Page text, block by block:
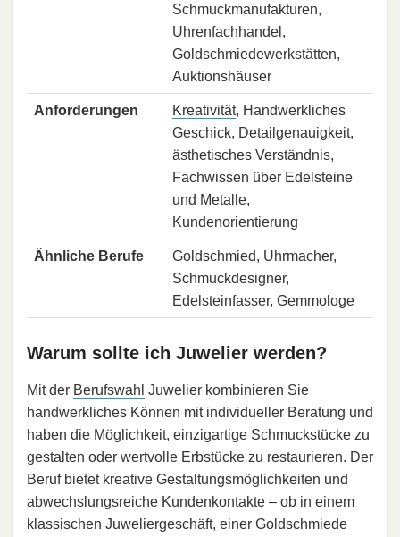
Schmuckmanufakturen,
Uhrenfachhandel,
Goldschmiedewerkstätten,
Auktionshäuser
Anforderungen Kreativität, Handwerkliches
Geschick, Detailgenauigkeit,
ästhetisches Verständnis,
Fachwissen über Edelsteine
und Metalle,
Kundenorientierung
Ähnliche Berufe
Goldschmied, Uhrmacher,
Schmuckdesigner,
Edelsteinfasser, Gemmologe
Warum sollte ich Juwelier werden?
Mit der Berufswahl Juwelier kombinieren Sie
handwerkliches Können mit individueller Beratung und
haben die Möglichkeit, einzigartige Schmuckstücke zu
gestalten oder wertvolle Erbstücke zu restaurieren. Der
Beruf bietet kreative Gestaltungsmöglichkeiten und
abwechslungsreiche Kundenkontakte – ob in einem
klassischen Juweliergeschäft, einer Goldschmiede